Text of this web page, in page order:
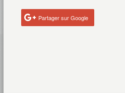
Partager sur Google